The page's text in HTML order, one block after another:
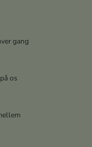
gang
os